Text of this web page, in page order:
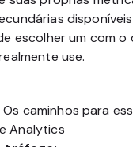
escolher um com o
use.
Os caminhos para
Analytics